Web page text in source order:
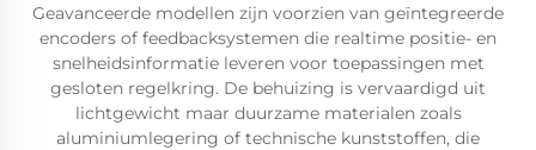
Geavanceerde modellen zijn voorzien van geïntegreerde
encoders of feedbacksystemen die realtime positie- en
snelheidsinformatie leveren voor toepassingen met
gesloten regelkring. De behuizing is vervaardigd uit
lichtgewicht maar duurzame materialen zoals
aluminiumlegering of technische kunststoffen, die